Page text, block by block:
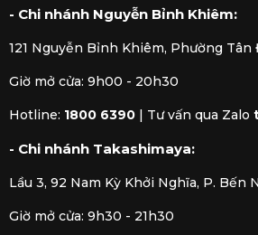
- Chi nhánh Nguyễn Bỉnh Khiêm:
121 Nguyễn Bỉnh Khiêm, Phường Tân
Giờ mở cửa: 9h00 - 20h30
Hotline: 1800 6390 Tư vấn qua Zalo
- Chi nhánh Takashimaya:
Lầu 3, 92 Nam Kỳ Khởi Nghĩa, P. Bến
Giờ mở cửa: 9h30 - 21h30